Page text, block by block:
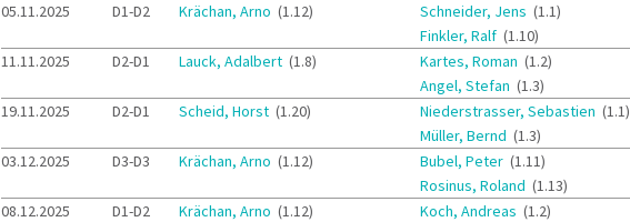
05.11.2025 D1-D2 Krächan, Arno (1.12) Schneider, Jens (1.1)
Finkler, Ralf (1.10)
11.11.2025 D2-D1 Lauck, Adalbert (1.8) Kartes, Roman (1.2)
Angel, Stefan (1.3)
19.11.2025 D2-D1 Scheid, Horst (1.20) Niederstrasser, Sebastien (1.1)
Müller, Bernd (1.3)
03.12.2025 D3-D3 Krächan, Arno (1.12) Bubel, Peter (1.11)
Rosinus, Roland (1.13)
08.12.2025 D1-D2 Krächan, Arno (1.12) Koch, Andreas (1.2)